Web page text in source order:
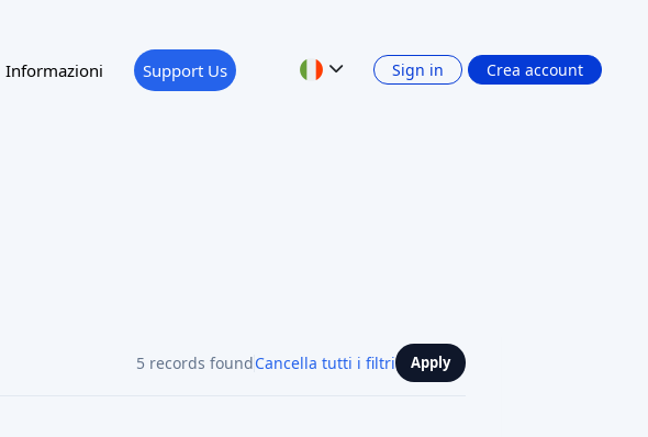
Informazioni Support Us Sign in Crea account
5 records foundCancella tutti i filtri Apply